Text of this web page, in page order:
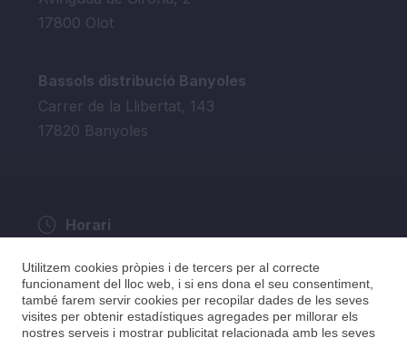
17800 Olot
Bassols distribució Banyoles
Carrer de la Llibertat, 143
17820 Banyoles
Horari
17h
Divendres de 9.00h a 15h.
Utilitzem cookies pròpies i de tercers per al correcte
funcionament del lloc web, i si ens dona el seu consentiment,
també farem servir cookies per recopilar dades de les seves
visites per obtenir estadístiques agregades per millorar els
nostres serveis i mostrar publicitat relacionada amb les seves